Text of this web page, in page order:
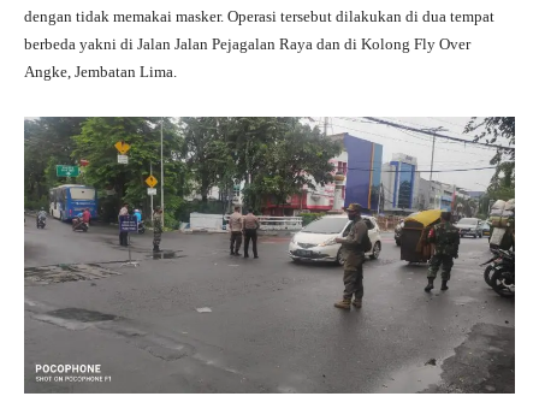
dengan tidak memakai masker. Operasi tersebut dilakukan di dua tempat
berbeda yakni di Jalan Jalan Pejagalan Raya dan di Kolong Fly Over
Angke, Jembatan Lima.